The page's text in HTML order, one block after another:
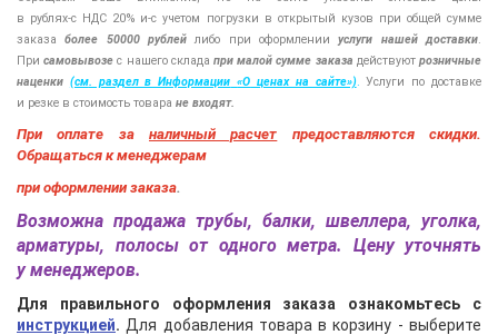
в рублях-с НДС 20% и-с учетом погрузки в открытый кузов при общей сумме
заказаболее 50000 рублей либо при оформленииуслуги нашейдоставки.
Присамовывозе с нашего складапри малой сумме заказа действуютрозничные
наценки (см. раздел в Информации «О ценах на сайте»). Услуги по доставке
и резке в стоимость товара не входят.
При оплате за наличный расчет предоставляютсяскидки.
Обращаться к менеджерам
при оформлении заказа.
Возможна продажа трубы, балки, швеллера, уголка,
арматуры, полосы от одного метра. Цену уточнять
у менеджеров.
Для правильного оформления заказа ознакомьтесь с
инструкцией. Для добавления товара в корзину - выберите